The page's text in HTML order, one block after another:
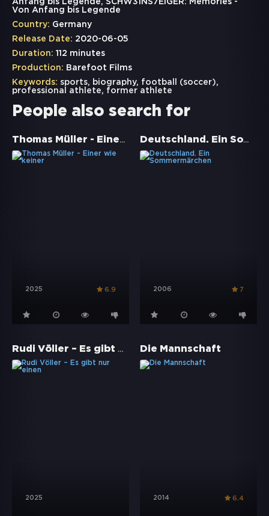
Anfang bis Legende, SCHW31NS7EIGER: Memories -
Von Anfang bis Legende
Country: Germany
Release Date: 2020-06-05
Duration: 112 minutes
Production: Barefoot Films
Keywords: sports, biography, football (soccer),
professional athlete, former athlete
People also search for
Thomas Müller - Einer wie keiner
2025 6.9
Deutschland. Ein Sommermärchen
2006 7
Rudi Völler – Es gibt nur einen
2025
Die Mannschaft
2014 6.4